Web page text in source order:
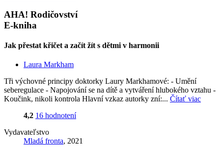
AHA! Rodičovství
E-kniha
Jak přestat křičet a začít žít s dětmi v harmonii
Laura Markham
Tři výchovné principy doktorky Laury Markhamové: - Umění
seberegulace - Napojování se na dítě a vytváření hlubokého vztahu -
Koučink, nikoli kontrola Hlavní vzkaz autorky zní:... Čítať viac
4,2 16 hodnotení
Vydavateľstvo
Mladá fronta, 2021